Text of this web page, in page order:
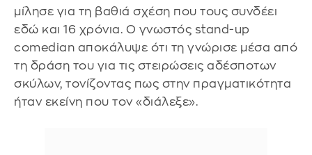
μίλησε για τη βαθιά σχέση που τους συνδέει
εδώ και 16 χρόνια. Ο γνωστός stand-up
comedian αποκάλυψε ότι τη γνώρισε μέσα από
τη δράση του για τις στειρώσεις αδέσποτων
σκύλων, τονίζοντας πως στην πραγματικότητα
ήταν εκείνη που τον «διάλεξε».